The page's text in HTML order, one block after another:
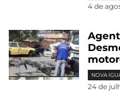
4 de
NOVA
24 de